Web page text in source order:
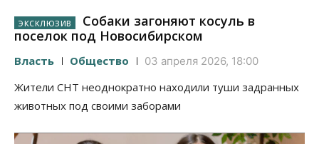
Собаки загоняют косуль в
поселок под Новосибирском
Власть Общество 03 апреля 2026, 18:00
Жители СНТ неоднократно находили туши задранных
животных под своими заборами